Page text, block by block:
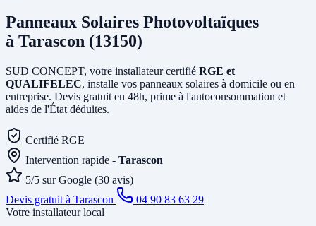
Panneaux Solaires Photovoltaïques
à Tarascon (13150)
SUD CONCEPT, votre installateur certifié RGE et
QUALIFELEC, installe vos panneaux solaires à domicile ou en
entreprise. Devis gratuit en 48h, prime à l'autoconsommation et
aides de l'État déduites.
Certifié RGE
Intervention rapide - Tarascon
5/5 sur Google (30 avis)
Devis gratuit à Tarascon
04 90 83 63 29
Votre installateur local